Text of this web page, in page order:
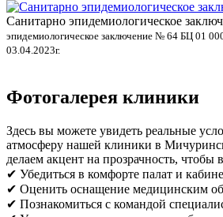
Санитарно эпидемиологическое
эпидемиологическое заключение № 64 БЦ 01
03.04.2023г.
Фотогалерея клиники
Здесь вы можете увидеть реальные
атмосферу нашей клиники в
делаем акцент на прозрачность, чтобы
✔ Убедиться в комфорте палат и
✔ Оценить оснащение медицинским
✔ Познакомиться с командой